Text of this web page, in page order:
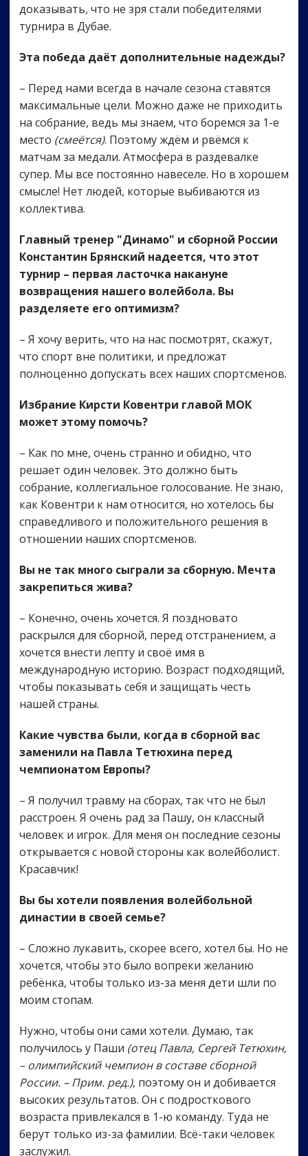
доказывать, что не зря стали победителями
турнира в Дубае.
Эта победа даёт дополнительные надежды?
– Перед нами всегда в начале сезона ставятся
максимальные цели. Можно даже не приходить
на собрание, ведь мы знаем, что боремся за 1-е
место (смеётся). Поэтому ждём и рвёмся к
матчам за медали. Атмосфера в раздевалке
супер. Мы все постоянно навеселе. Но в хорошем
смысле! Нет людей, которые выбиваются из
коллектива.
Главный тренер "Динамо" и сборной России
Константин Брянский надеется, что этот
турнир – первая ласточка накануне
возвращения нашего волейбола. Вы
разделяете его оптимизм?
– Я хочу верить, что на нас посмотрят, скажут,
что спорт вне политики, и предложат
полноценно допускать всех наших спортсменов.
Избрание Кирсти Ковентри главой МОК
может этому помочь?
– Как по мне, очень странно и обидно, что
решает один человек. Это должно быть
собрание, коллегиальное голосование. Не знаю,
как Ковентри к нам относится, но хотелось бы
справедливого и положительного решения в
отношении наших спортсменов.
Вы не так много сыграли за сборную. Мечта
закрепиться жива?
– Конечно, очень хочется. Я поздновато
раскрылся для сборной, перед отстранением, а
хочется внести лепту и своё имя в
международную историю. Возраст подходящий,
чтобы показывать себя и защищать честь
нашей страны.
Какие чувства были, когда в сборной вас
заменили на Павла Тетюхина перед
чемпионатом Европы?
– Я получил травму на сборах, так что не был
расстроен. Я очень рад за Пашу, он классный
человек и игрок. Для меня он последние сезоны
открывается с новой стороны как волейболист.
Красавчик!
Вы бы хотели появления волейбольной
династии в своей семье?
– Сложно лукавить, скорее всего, хотел бы. Но не
хочется, чтобы это было вопреки желанию
ребёнка, чтобы только из-за меня дети шли по
моим стопам.
Нужно, чтобы они сами хотели. Думаю, так
получилось у Паши (отец Павла, Сергей Тетюхин,
– олимпийский чемпион в составе сборной
России. – Прим. ред.), поэтому он и добивается
высоких результатов. Он с подросткового
возраста привлекался в 1-ю команду. Туда не
берут только из-за фамилии. Всё-таки человек
заслужил.